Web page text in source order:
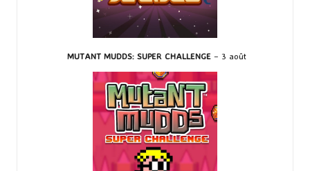
MUTANT MUDDS: SUPER CHALLENGE– 3 août